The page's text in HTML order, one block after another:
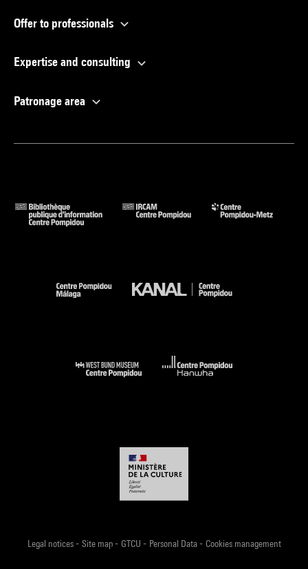
Offer to professionals
Expertise and consulting
Patronage area
Legal notices- Site map- GTCU - Personal Data- Cookies management